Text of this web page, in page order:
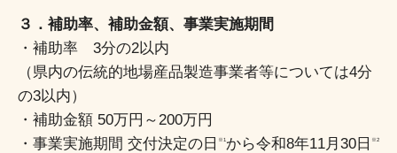
３．補助率、補助金額、事業実施期間
・補助率 3分の2以内
（県内の伝統的地場産品製造事業者等については4分
の3以内）
・補助金額 50万円～200万円
・事業実施期間 交付決定の日
※1 から令和8年11月30日 ※2